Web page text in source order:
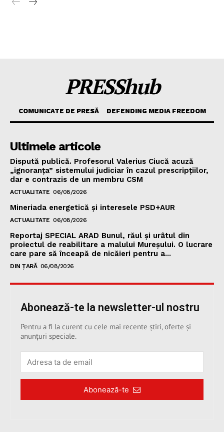
PRESShub
COMUNICATE DE PRESĂ DEFENDING MEDIA FREEDOM
Ultimele articole
Dispută publică. Profesorul Valerius Ciucă acuză
„ignoranța” sistemului judiciar în cazul prescripțiilor,
dar e contrazis de un membru CSM
ACTUALITATE 06/08/2026
Mineriada energetică și interesele PSD+AUR
ACTUALITATE 06/08/2026
Reportaj SPECIAL ARAD Bunul, răul și urâtul din
proiectul de reabilitare a malului Mureșului. O lucrare
care pare să înceapă de nicăieri pentru a...
DIN ȚARĂ 06/08/2026
Abonează-te la newsletter-ul nostru
Pentru a fi la curent cu cele mai recente știri, oferte și
anunțuri speciale.
Abonează-te